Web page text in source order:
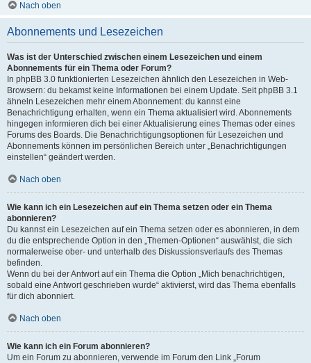
Nach oben
Abonnements und Lesezeichen
Was ist der Unterschied zwischen einem Lesezeichen und einem
Abonnements für ein Thema oder Forum?
In phpBB 3.0 funktionierten Lesezeichen ähnlich den Lesezeichen in Web-
Browsern: du bekamst keine Informationen bei einem Update. Seit phpBB 3.1
ähneln Lesezeichen mehr einem Abonnement: du kannst eine
Benachrichtigung erhalten, wenn ein Thema aktualisiert wird. Abonnements
hingegen informieren dich bei einer Aktualisierung eines Themas oder eines
Forums des Boards. Die Benachrichtigungsoptionen für Lesezeichen und
Abonnements können im persönlichen Bereich unter „Benachrichtigungen
einstellen“ geändert werden.
Nach oben
Wie kann ich ein Lesezeichen auf ein Thema setzen oder ein Thema
abonnieren?
Du kannst ein Lesezeichen auf ein Thema setzen oder es abonnieren, in dem
du die entsprechende Option in den „Themen-Optionen“ auswählst, die sich
normalerweise ober- und unterhalb des Diskussionsverlaufs des Themas
befinden.
Wenn du bei der Antwort auf ein Thema die Option „Mich benachrichtigen,
sobald eine Antwort geschrieben wurde“ aktivierst, wird das Thema ebenfalls
für dich abonniert.
Nach oben
Wie kann ich ein Forum abonnieren?
Um ein Forum zu abonnieren, verwende im Forum den Link „Forum